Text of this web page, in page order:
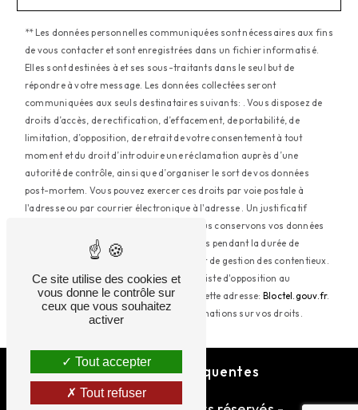
** Les données personnelles communiquées sont nécessaires aux fins
de vous contacter et sont enregistrées dans un fichier informatisé.
Elles sont destinées à et ses sous-traitants dans le seul but de
répondre à votre message. Les données collectées seront
communiquées aux seuls destinataires suivants: . Vous disposez de
droits d’accès, de rectification, d’effacement, de portabilité, de
limitation, d’opposition, de retrait de votre consentement à tout
moment et du droit d’introduire une réclamation auprès d’une
autorité de contrôle, ainsi que d’organiser le sort de vos données
post-mortem. Vous pouvez exercer ces droits par voie postale à
l'adresse ou par courrier électronique à l'adresse . Un justificatif
d'identité pourra vous être demandé. Nous conservons vos données
pendant la période de prise de contact puis pendant la durée de
prescription légale aux fins probatoires et de gestion des contentieux.
Vous avez le droit de vous inscrire sur la liste d'opposition au
démarchage téléphonique, disponible à cette adresse: Bloctel.gouv.fr.
Consultez le site cnil.fr pour plus d’informations sur vos droits.
Recherches fréquentes
Ce site utilise des cookies et
vous donne le contrôle sur
ceux que vous souhaitez
activer
Tout accepter
Tout refuser